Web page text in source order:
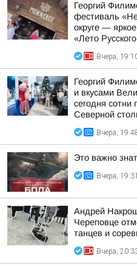
Георгий
фестиваль
округе —
«Лето
Вчера,
Георгий
и вкусами
сегодня сотни
Северной
Вчера,
Это важно
Вчера, 19:31
Андрей
Череповце
танцев и
Вчера,